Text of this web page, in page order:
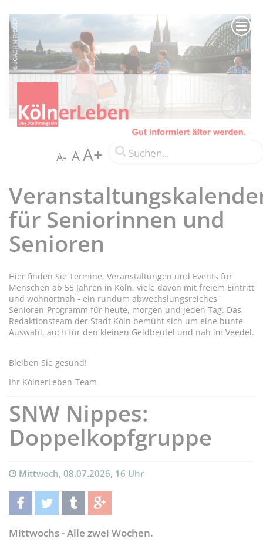
A- AA+
für Seniorinnen und
Senioren
Hier finden Sie Termine, Veranstaltungen und Events für
Menschen ab 55 Jahren in Köln, viele davon mit freiem Eintritt
und wohnortnah - ein rundum abwechslungsreiches
Senioren-Programm für heute, morgen und jeden Tag. Das
Redaktionsteam der Stadt Köln bemüht sich um eine bunte
Auswahl, auch für den kleinen Geldbeutel und nah im Veedel.
Bleiben Sie gesund!
Ihr KölnerLeben-Team
SNW Nippes:
Doppelkopfgruppe
Mittwoch, 08.07.2026, 16 Uhr
teilentwittern teilen
Mittwochs - Alle zwei Wochen.